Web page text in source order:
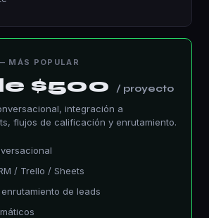
MÁS POPULAR
$500 / proyecto
integración a
flujos de calificación y enrutamiento.
/ Trello / Sheets
de leads